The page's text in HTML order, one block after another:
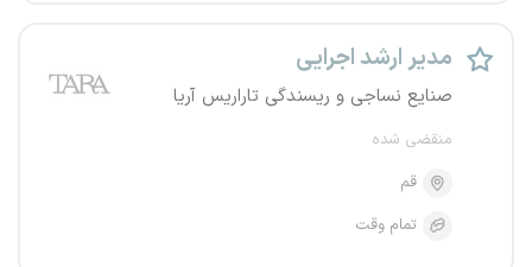
مدیر ارشد اجرایی
صنایع نساجی و ریسندگی تاراریس آریا
منقضی شده
قم
تمام وقت